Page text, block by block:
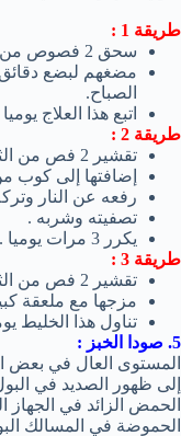
طريقة 1 :
سحق 2 فصوص من الثوم.
مضغهم لبضع دقائق
الصباح.
اتبع هذا العلاج
طريقة 2 :
تقشير 2 فص من الثوم وفرمهم مع القرنفل.
إضافتها إلى كوب
رفعه عن النار وتركه لمده
تصفيته وشربه .
يكرر 3 مرات يوميا .
طريقة 3 :
تقشير 2 فص من الثوم وفرمهم
مزجها مع ملعقة
تناول هذا الخليط
5. صودا الخبز :
المستوى العال في بعض
إلى ظهور الصديد في
الحمض الزائد في
الحموضة في المسالك